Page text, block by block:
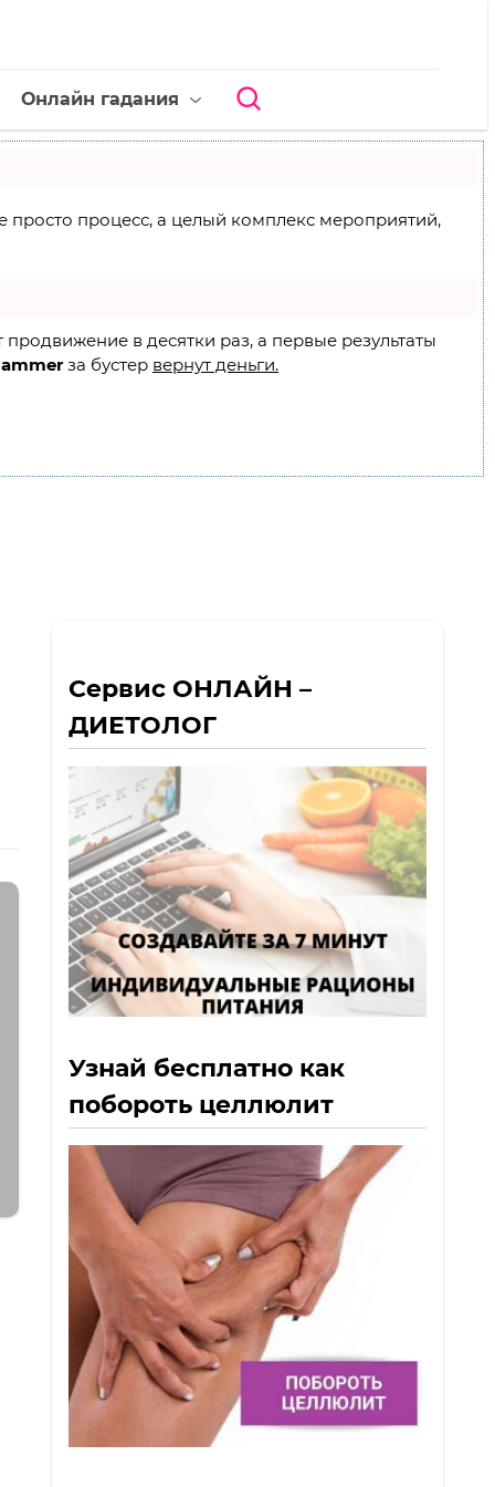
Онлайн гадания
просто процесс, а целый комплекс мероприятий,
продвижение в десятки раз, а первые результаты
за бустер вернут деньги.
Сервис ОНЛАЙН –
ДИЕТОЛОГ
Узнай бесплатно как
побороть целлюлит